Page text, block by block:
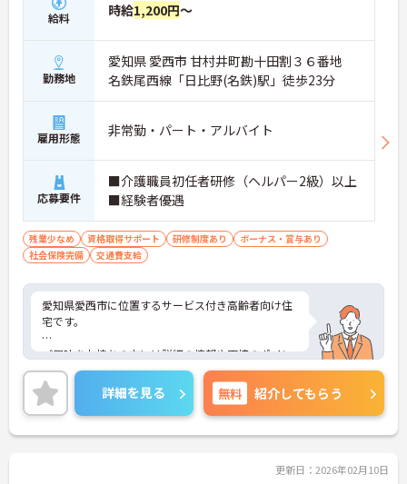
給料 時給1,200円～
勤務地
愛知県 愛西市 甘村井町勘十田割３６番地
名鉄尾西線「日比野(名鉄)駅」徒歩23分
雇用形態 非常勤・パート・アルバイト
応募要件
■介護職員初任者研修（ヘルパー2級）以上
■経験者優遇
残業少なめ 資格取得サポート 研修制度あり
ボーナス・賞与あり
社会保険完備
交通費支給
愛知県愛西市に位置するサービス付き高齢者向け住
宅です。
ご興味をお持ちの方には詳細の情報や面接のポイン
トをお伝えしますのでお気軽にお問い合わせくださ
いませ。
詳細を見る 無料 紹介してもらう
更新日：2026年02月10日